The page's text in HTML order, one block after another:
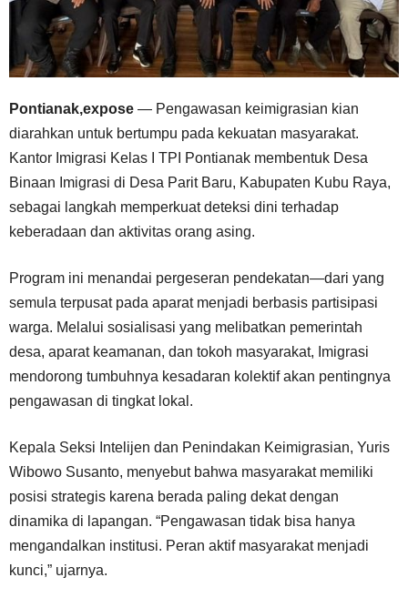
Pontianak,expose — Pengawasan keimigrasian kian
diarahkan untuk bertumpu pada kekuatan masyarakat.
Kantor Imigrasi Kelas I TPI Pontianak membentuk Desa
Binaan Imigrasi di Desa Parit Baru, Kabupaten Kubu Raya,
sebagai langkah memperkuat deteksi dini terhadap
keberadaan dan aktivitas orang asing.
Program ini menandai pergeseran pendekatan—dari yang
semula terpusat pada aparat menjadi berbasis partisipasi
warga. Melalui sosialisasi yang melibatkan pemerintah
desa, aparat keamanan, dan tokoh masyarakat, Imigrasi
mendorong tumbuhnya kesadaran kolektif akan pentingnya
pengawasan di tingkat lokal.
Kepala Seksi Intelijen dan Penindakan Keimigrasian, Yuris
Wibowo Susanto, menyebut bahwa masyarakat memiliki
posisi strategis karena berada paling dekat dengan
dinamika di lapangan. “Pengawasan tidak bisa hanya
mengandalkan institusi. Peran aktif masyarakat menjadi
kunci,” ujarnya.